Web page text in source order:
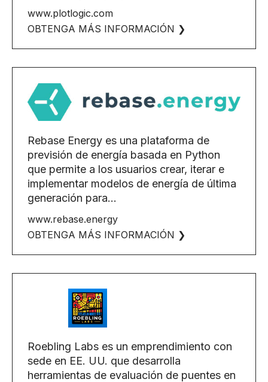
www.plotlogic.com
OBTENGA MÁS INFORMACIÓN ❯
Rebase Energy es una plataforma de
previsión de energía basada en Python
que permite a los usuarios crear, iterar e
implementar modelos de energía de última
generación para...
www.rebase.energy
OBTENGA MÁS INFORMACIÓN ❯
Roebling Labs es un emprendimiento con
sede en EE. UU. que desarrolla
herramientas de evaluación de puentes en